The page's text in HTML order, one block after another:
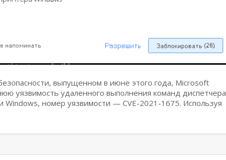
выпущенном в июне этого года, Microsoft
уязвимость удаленного выполнения команд диспетчера
Windows, номер уязвимости — CVE-2021-1675. Используя